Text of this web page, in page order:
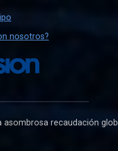
nosotros?
asombrosa recaudación